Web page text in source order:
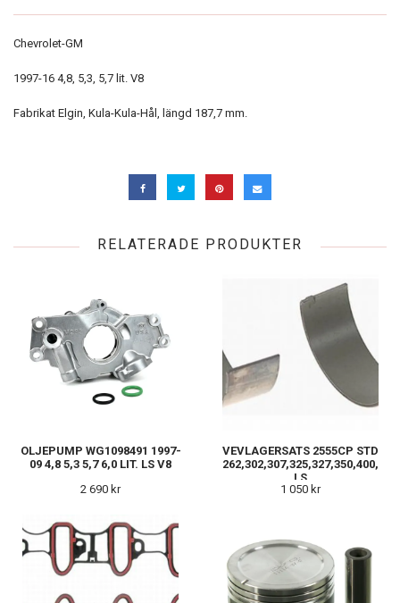
Chevrolet-GM
1997-16 4,8, 5,3, 5,7 lit. V8
Fabrikat Elgin, Kula-Kula-Hål, längd 187,7 mm.
RELATERADE PRODUKTER
OLJEPUMP WG1098491 1997-
09 4,8 5,3 5,7 6,0 LIT. LS V8
2 690 kr
VEVLAGERSATS 2555CP STD
262,302,307,325,327,350,400,
LS
1 050 kr